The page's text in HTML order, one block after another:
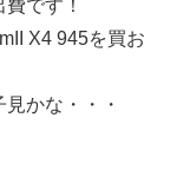
です！
X4 945を買お
かな・・・